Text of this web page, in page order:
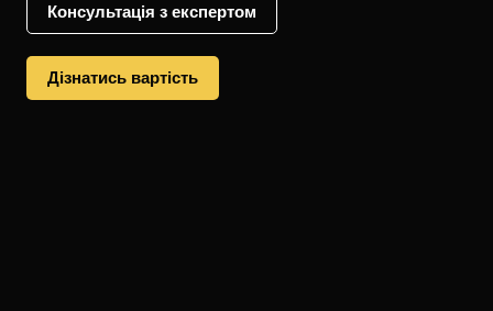
Консультація з експертом​
Дізнатись вартість